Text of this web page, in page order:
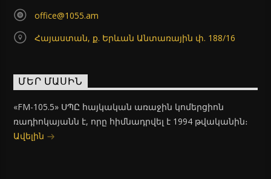
office@1055.am
Հայաստան, ք. Երևան Անտառային փ. 188/16
ՄԵՐ ՄԱՍԻՆ
«FM-105.5» ՍՊԸ հայկական առաջին կոմերցիոն
ռադիոկայանն է, որը հիմնադրվել է 1994 թվականին։
Ավելին